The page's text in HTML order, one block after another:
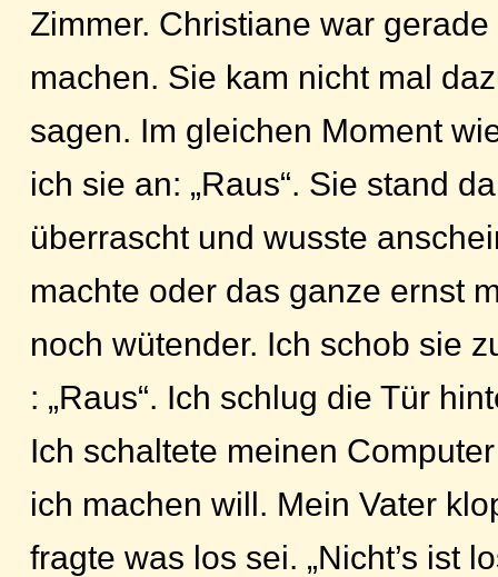
Zimmer. Christiane war
machen. Sie kam nicht mal
sagen. Im gleichen Moment
ich sie an: „Raus“. Sie stand
überrascht und wusste
machte oder das ganze ernst
noch wütender. Ich schob sie
: „Raus“. Ich schlug die Tür
Ich schaltete meinen
ich machen will. Mein Vater
fragte was los sei. „Nicht’s ist